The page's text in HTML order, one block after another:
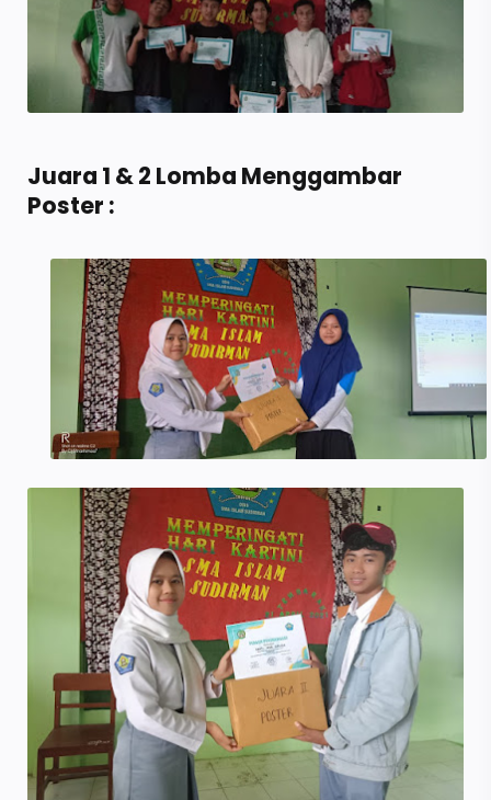
Juara 1 & 2 Lomba Menggambar
Poster :